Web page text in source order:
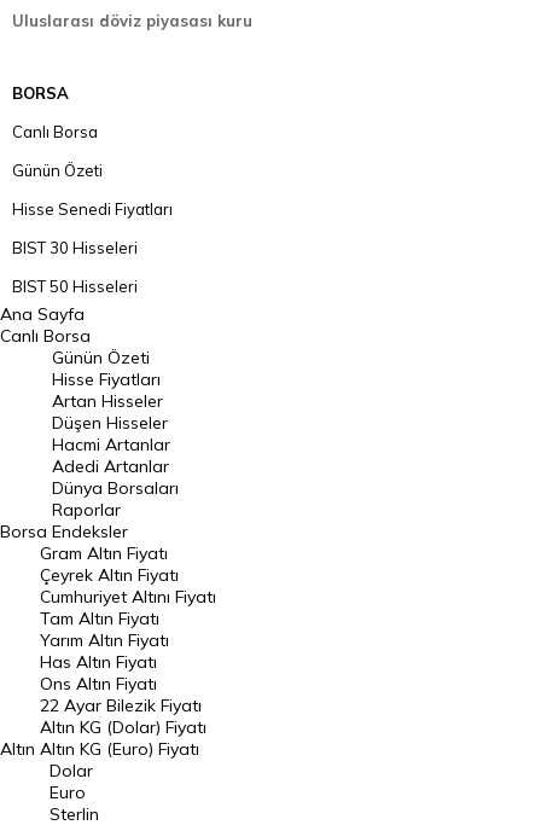
Uluslarası döviz piyasası kuru
BORSA
Canlı Borsa
Günün Özeti
Hisse Senedi Fiyatları
BIST 30 Hisseleri
BIST 50 Hisseleri
BIST 100 Hisseleri
En Çok Artan Hisseler
En Çok Düşen Hisseler
Hacmi Artanlar
Geçmiş Kapanışlar
Dünya Borsaları
Raporlar
Endeksler
DÖVİZ
Döviz Kuru
Dolar Kuru
Euro Kuru
Pound Kuru
Ana Sayfa
Canlı Borsa
Borsa
Günün Özeti
Hisse Fiyatları
Artan Hisseler
Düşen Hisseler
Hacmi Artanlar
Adedi Artanlar
Dünya Borsaları
Raporlar
Endeksler
Altın
Gram Altın Fiyatı
Çeyrek Altın Fiyatı
Cumhuriyet Altını Fiyatı
Tam Altın Fiyatı
Yarım Altın Fiyatı
Has Altın Fiyatı
Ons Altın Fiyatı
22 Ayar Bilezik Fiyatı
Altın KG (Dolar) Fiyatı
Altın KG (Euro) Fiyatı
Dolar
Euro
Sterlin